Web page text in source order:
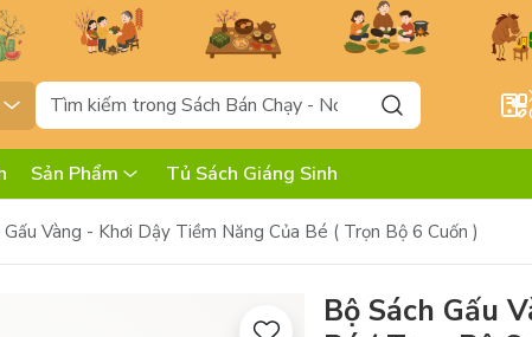
Sản Phẩm Tủ Sách Giáng Sinh
Gấu Vàng - Khơi Dậy Tiềm Năng Của Bé ( Trọn Bộ 6 Cuốn )
Bộ Sách Gấu